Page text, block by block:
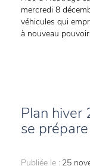
mercredi 8
véhicules qui
à nouveau
Plan hiver
se
Publiée le : 25